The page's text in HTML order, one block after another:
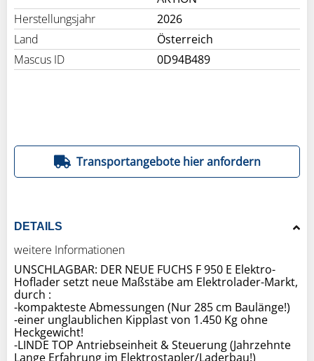
Herstellungsjahr
2026
Land
Österreich
Mascus ID
0D94B489
Transportangebote hier anfordern
DETAILS
weitere Informationen
UNSCHLAGBAR: DER NEUE FUCHS F 950 E Elektro-
Hoflader setzt neue Maßstäbe am Elektrolader-Markt,
durch :
-kompakteste Abmessungen (Nur 285 cm Baulänge!)
-einer unglaublichen Kipplast von 1.450 Kg ohne
Heckgewicht!
-LINDE TOP Antriebseinheit & Steuerung (Jahrzehnte
Lange Erfahrung im Elektrostapler/Laderbau!)